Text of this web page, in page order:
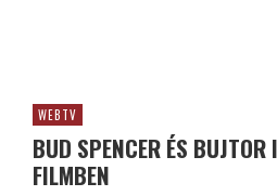
WEBTV
BUD SPENCER ÉS BUJTOR
FILMBEN